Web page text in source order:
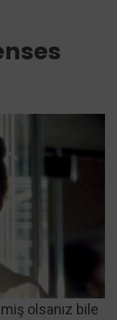
olsanız bile